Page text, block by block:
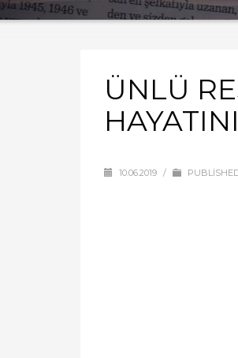
ÜNLÜ
10.06.2019 /